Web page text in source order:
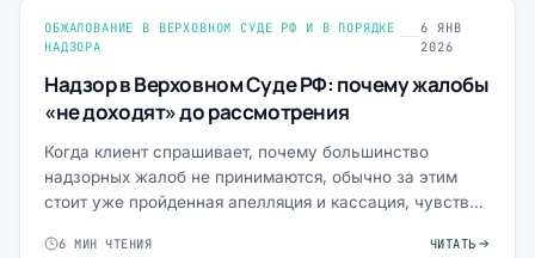
ОБЖАЛОВАНИЕ В ВЕРХОВНОМ СУДЕ РФ И В ПОРЯДКЕ
НАДЗОРА
6 ЯНВ
2026
Надзор в Верховном Суде РФ: почему жалобы
«не доходят» до рассмотрения
Когда клиент спрашивает, почему большинство
надзорных жалоб не принимаются, обычно за этим
стоит уже пройденная апелляция и кассация, чувство
6 МИН ЧТЕНИЯ ЧИТАТЬ